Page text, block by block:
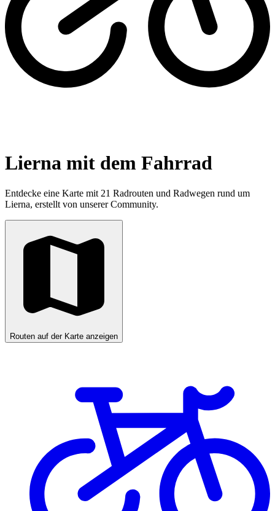
Lierna mit dem Fahrrad
Entdecke eine Karte mit 21 Radrouten und Radwegen rund um
Lierna, erstellt von unserer Community.
Routen auf der Karte anzeigen